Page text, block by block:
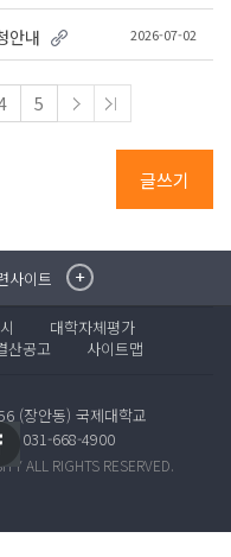
안내 2026-07-02
5
글쓰기
사이트
이메일무단수집거부
무선인터넷이용안내
포탈사이트
증명발급사이트
대학자체평가
산공고 사이트맵
(장안동) 국제대학교
: 031-668-4900
ALL RIGHTS RESERVED.